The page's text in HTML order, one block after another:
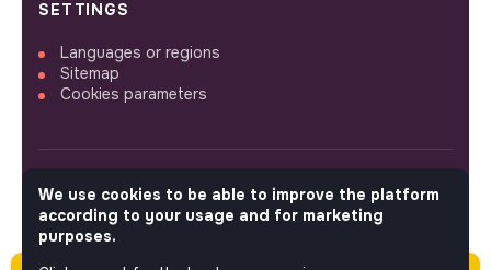
SETTINGS
Languages or regions
Sitemap
Cookies parameters
FOLLOW US
We use cookies to be able to improve the platform
according to your usage and for marketing
purposes.